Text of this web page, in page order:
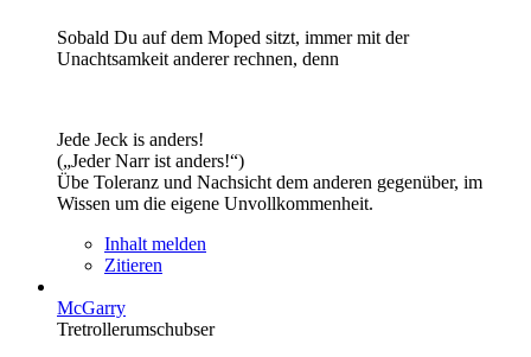
Sobald Du auf dem Moped sitzt, immer mit der
Unachtsamkeit anderer rechnen, denn
Jede Jeck is anders!
(„Jeder Narr ist anders!“)
Übe Toleranz und Nachsicht dem anderen gegenüber, im
Wissen um die eigene Unvollkommenheit.
Inhalt melden
Zitieren
McGarry
Tretrollerumschubser